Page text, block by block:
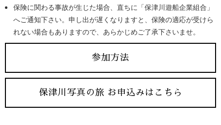
保険に関わる事故が生じた場合、直ちに「保津川遊船企業組合」
へご通知下さい。申し出が遅くなりますと、保険の適応が受けら
れない場合もありますので、あらかじめご了承下さいませ。
参加方法
保津川写真の旅 お申込みはこちら